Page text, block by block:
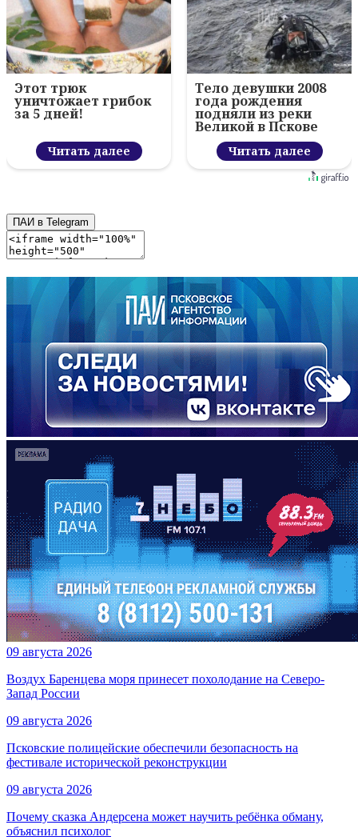
Этот трюк
уничтожает грибок
за 5 дней!
Читать далее
Тело девушки 2008
года рождения
подняли из реки
Великой в Пскове
Читать далее
ПАИ в Telegram
09 августа 2026
Воздух Баренцева моря принесет похолодание на Северо-
Запад России
09 августа 2026
Псковские полицейские обеспечили безопасность на
фестивале исторической реконструкции
09 августа 2026
Почему сказка Андерсена может научить ребёнка обману,
объяснил психолог